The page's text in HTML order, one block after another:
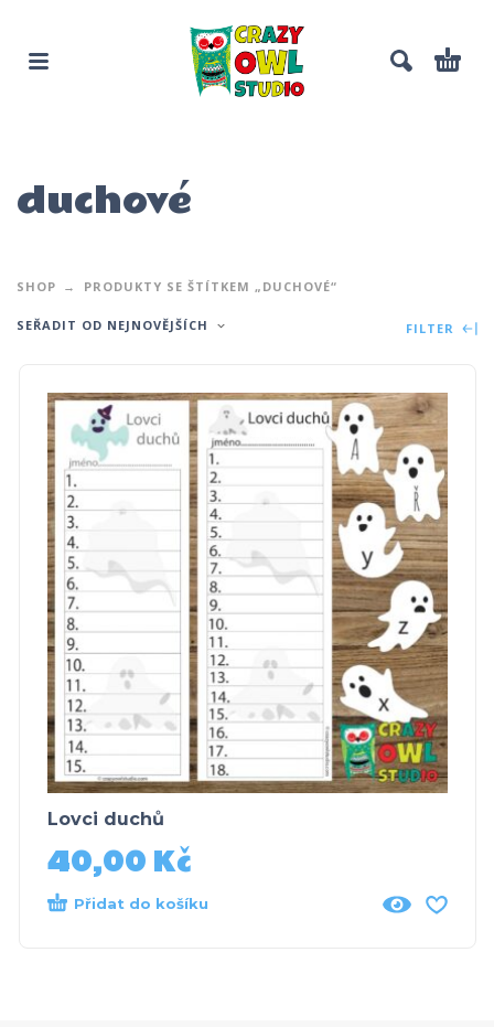
duchové
SHOP PRODUKTY SE ŠTÍTKEM „DUCHOVÉ“
SEŘADIT OD NEJNOVĚJŠÍCH FILTER
Lovci duchů
40,00 Kč
Přidat do košíku